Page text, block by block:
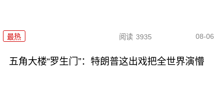
最热 阅读 3935 08-06
五角大楼“罗生门”：特朗普这出戏把全世界演懵